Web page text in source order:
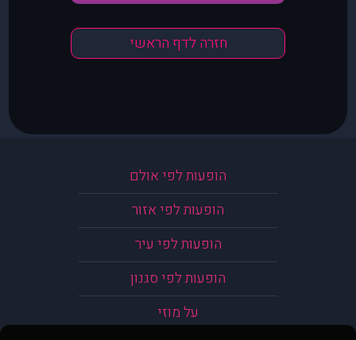
חזרה לדף הראשי
הופעות לפי אולם
הופעות לפי אזור
הופעות לפי עיר
הופעות לפי סגנון
על מוזי